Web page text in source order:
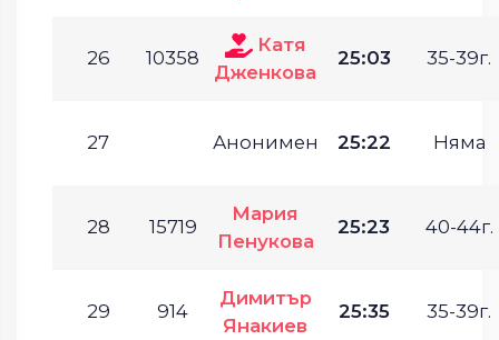
26 10358
Катя
Дженкова
25:03 35-39г.
27 Анонимен 25:22 Няма
28 15719
Мария
Пенукова
25:23 40-44г.
29 914
Димитър
Янакиев
25:35 35-39г.